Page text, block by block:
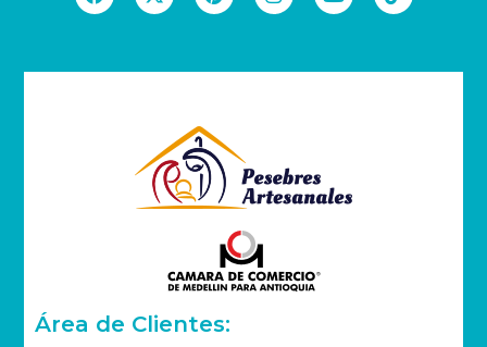
Área de Clientes: